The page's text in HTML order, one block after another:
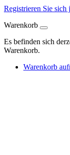
Registrieren Sie sich
Warenkorb
Es befinden sich
Warenkorb.
Warenkorb